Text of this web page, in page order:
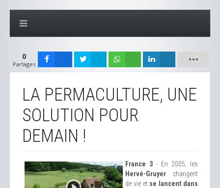
0
Partages
LA PERMACULTURE, UNE
SOLUTION POUR
DEMAIN !
France 3- En 2005, les
Hervé-Gruyer changent
de vie et se lancent dans